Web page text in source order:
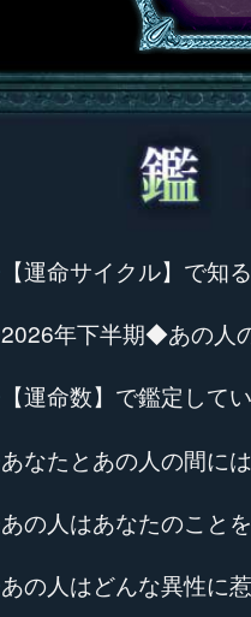
【運命サイクル】で知
2026年下半期◆あの人
【運命数】で鑑定して
あなたとあの人の間に
あの人はあなたのこと
あの人はどんな異性に